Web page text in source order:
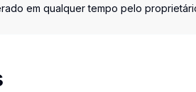
em qualquer tempo pelo